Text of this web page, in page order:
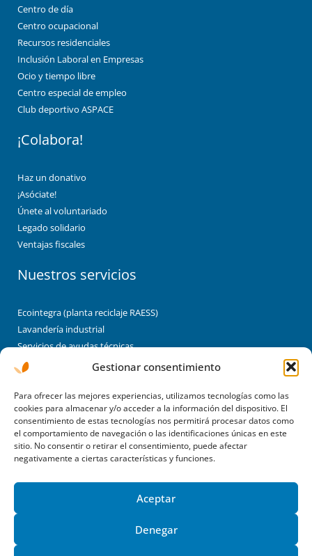
Gestionar consentimiento
Para ofrecer las mejores experiencias, utilizamos tecnologías como las
cookies para almacenar y/o acceder a la información del dispositivo. El
consentimiento de estas tecnologías nos permitirá procesar datos como
el comportamiento de navegación o las identificaciones únicas en este
sitio. No consentir o retirar el consentimiento, puede afectar
negativamente a ciertas características y funciones.
Aceptar
Denegar
Centro de día
Centro ocupacional
Recursos residenciales
Inclusión Laboral en Empresas
Ocio y tiempo libre
Centro especial de empleo
Club deportivo ASPACE
¡Colabora!
Haz un donativo
¡Asóciate!
Únete al voluntariado
Legado solidario
Ventajas fiscales
Nuestros servicios
Ecointegra (planta reciclaje RAESS)
Lavandería industrial
Servicios de ayudas técnicas
Brigadas de limpieza y jardinería
Enclaves
Albergues
Lekaroz
Pamplona